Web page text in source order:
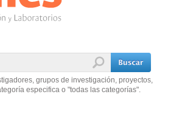
grupos de investigación, proyectos,
especifica o "todas las categorías".